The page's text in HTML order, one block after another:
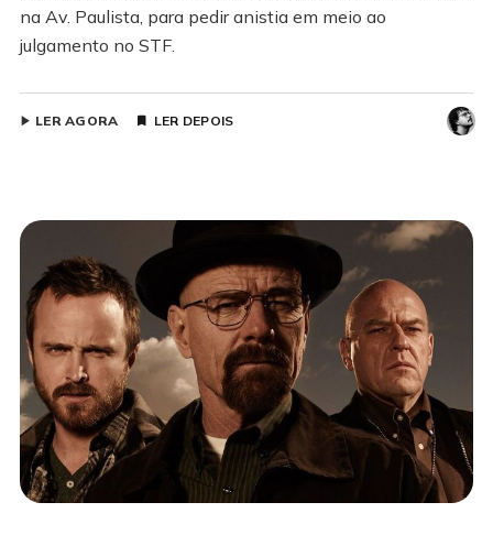
na Av. Paulista, para pedir anistia em meio ao
julgamento no STF.
LER AGORA LER DEPOIS